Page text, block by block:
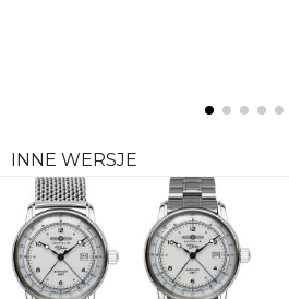
INNE WERSJE